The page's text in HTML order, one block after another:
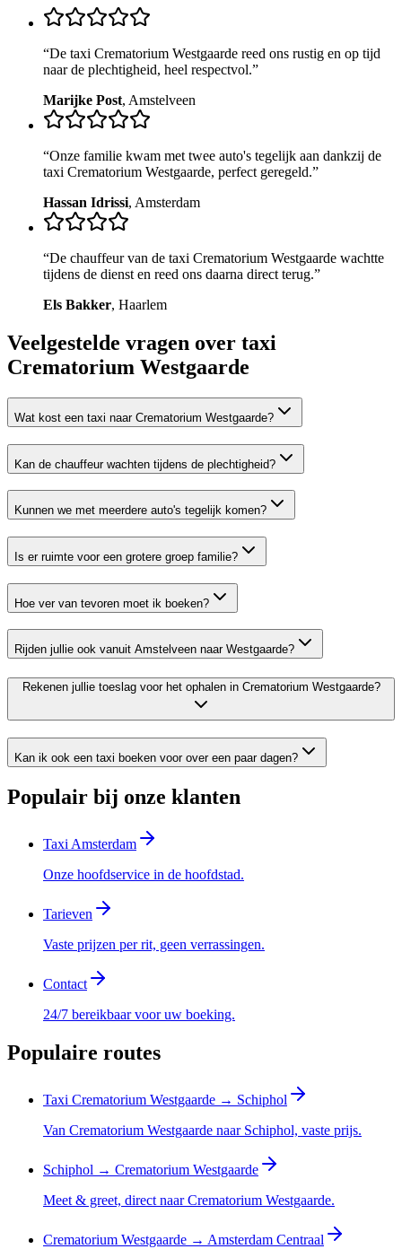
“De taxi Crematorium Westgaarde reed ons rustig en op tijd
naar de plechtigheid, heel respectvol.”
Marijke Post, Amstelveen
“Onze familie kwam met twee auto's tegelijk aan dankzij de
taxi Crematorium Westgaarde, perfect geregeld.”
Hassan Idrissi, Amsterdam
“De chauffeur van de taxi Crematorium Westgaarde wachtte
tijdens de dienst en reed ons daarna direct terug.”
Els Bakker, Haarlem
Veelgestelde vragen over taxi
Crematorium Westgaarde
Wat kost een taxi naar Crematorium Westgaarde?
Kan de chauffeur wachten tijdens de plechtigheid?
Kunnen we met meerdere auto's tegelijk komen?
Is er ruimte voor een grotere groep familie?
Hoe ver van tevoren moet ik boeken?
Rijden jullie ook vanuit Amstelveen naar Westgaarde?
Rekenen jullie toeslag voor het ophalen in Crematorium Westgaarde?
Kan ik ook een taxi boeken voor over een paar dagen?
Populair bij onze klanten
Taxi Amsterdam
Onze hoofdservice in de hoofdstad.
Tarieven
Vaste prijzen per rit, geen verrassingen.
Contact
24/7 bereikbaar voor uw boeking.
Populaire routes
Taxi Crematorium Westgaarde → Schiphol
Van Crematorium Westgaarde naar Schiphol, vaste prijs.
Schiphol → Crematorium Westgaarde
Meet & greet, direct naar Crematorium Westgaarde.
Crematorium Westgaarde → Amsterdam Centraal